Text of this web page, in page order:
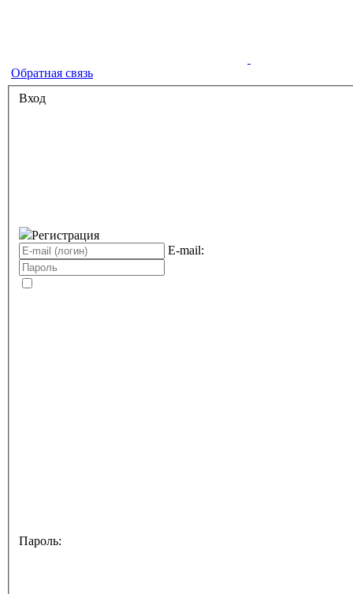
Обратная связь
Вход
Регистрация
E-mail:
Пароль: